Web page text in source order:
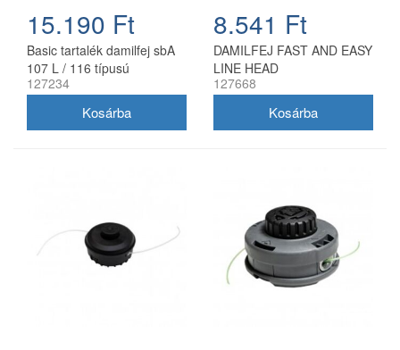
15.190 Ft
Basic tartalék damilfej sbA
107 L / 116 típusú
benzinmotoros fűkaszákhoz
127234
8.541 Ft
DAMILFEJ FAST AND EASY
LINE HEAD
127668